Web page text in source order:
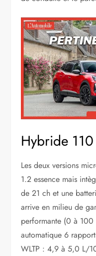
Hybride
Les deux versions
1.2 essence mais
de 21 ch et une
arrive en milieu de
performante (0 à
automatique 6
WLTP : 4,9 à 5,0 L/